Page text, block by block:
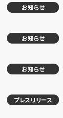
お知らせ
お知らせ
お知らせ
プレスリリース